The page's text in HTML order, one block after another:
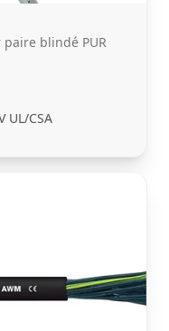
blindé PUR
UL/CSA